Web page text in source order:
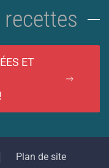
ET
Plan de site